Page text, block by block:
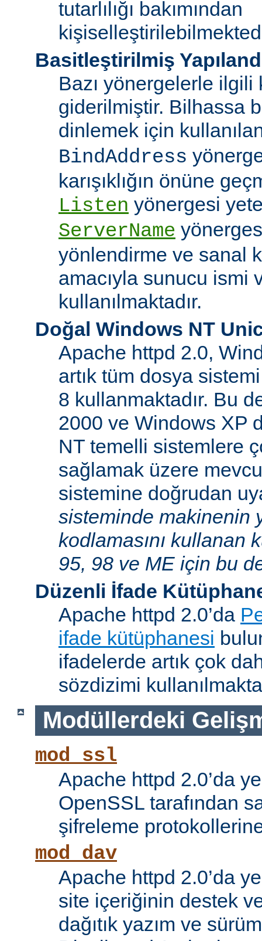
tutarlılığı bakımından
Basitleştirilmiş
Bazı yönergelerle ilgili
giderilmiştir. Bilhassa
dinlemek için
BindAddress
karışıklığın önüne
Listen yönergesi
ServerName
yönlendirme ve sanal
amacıyla sunucu ismi
kullanılmaktadır.
Doğal Windows NT
Apache httpd 2.0,
artık tüm dosya
8 kullanmaktadır. Bu
2000 ve Windows XP
NT temelli sistemlere
sağlamak üzere
sistemine doğrudan
sisteminde makinenin
kodlamasını kullanan
95, 98 ve ME için bu
Düzenli İfade
Apache httpd 2.0’da
ifade kütüphanesi
ifadelerde artık çok
sözdizimi
Modüllerdeki
mod_ssl
Apache httpd 2.0’da
OpenSSL tarafından
şifreleme
mod_dav
Apache httpd 2.0’da
site içeriğinin destek
dağıtık yazım ve